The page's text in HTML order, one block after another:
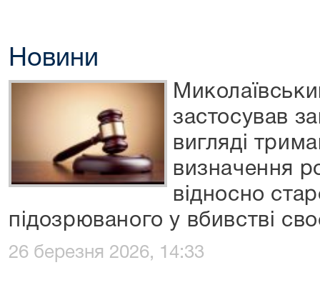
Новини
застосував
вигляді
визначення
відносно
підозрюваного у вбивстві
26 березня 2026, 14:33